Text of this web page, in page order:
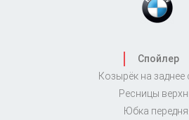
Спойлер
Козырёк на заднее
Ресницы
Юбка